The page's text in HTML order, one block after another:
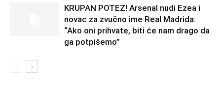
KRUPAN POTEZ! Arsenal nudi Ezea i
novac za zvučno ime Real Madrida:
“Ako oni prihvate, biti će nam drago da
ga potpišemo”